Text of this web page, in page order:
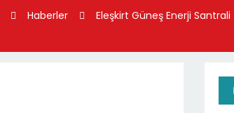
Haberler Eleşkirt Güneş Enerji Santrali